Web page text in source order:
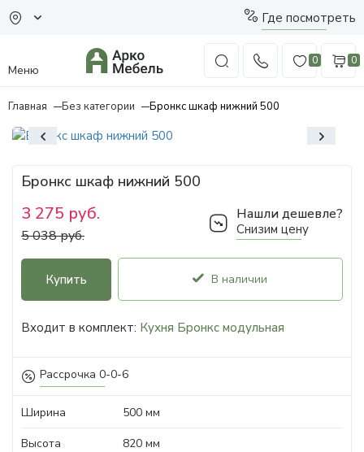
Где посмотреть
Меню
0 0
Главная Без категории Бронкс шкаф нижний 500
Рассрочка 0-0-6
Бронкс шкаф нижний 500
3 275 руб.
5 038 руб.
Нашли дешевле?
Снизим цену
Купить В наличии
Входит в комплект: Кухня Бронкс модульная
Ширина
500 мм
Высота
820 мм